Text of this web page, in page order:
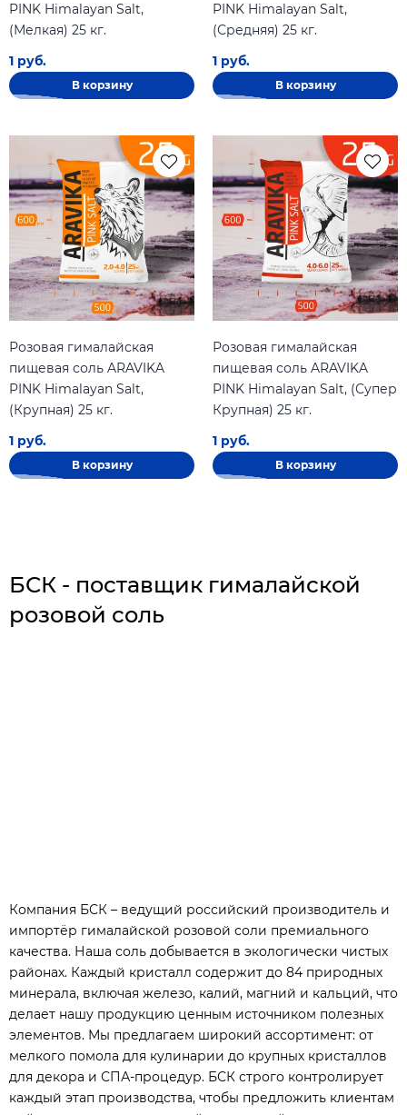
PINK Himalayan Salt,
(Мелкая) 25 кг.
1 руб.
В корзину
PINK Himalayan Salt,
(Средняя) 25 кг.
1 руб.
В корзину
Розовая гималайская
пищевая соль ARAVIKA
PINK Himalayan Salt,
(Крупная) 25 кг.
1 руб.
В корзину
Розовая гималайская
пищевая соль ARAVIKA
PINK Himalayan Salt, (Супер
Крупная) 25 кг.
1 руб.
В корзину
БСК - поставщик гималайской
розовой соль
Компания БСК – ведущий российский производитель и
импортёр гималайской розовой соли премиального
качества. Наша соль добывается в экологически чистых
районах. Каждый кристалл содержит до 84 природных
минерала, включая железо, калий, магний и кальций, что
делает нашу продукцию ценным источником полезных
элементов. Мы предлагаем широкий ассортимент: от
мелкого помола для кулинарии до крупных кристаллов
для декора и СПА-процедур. БСК строго контролирует
каждый этап производства, чтобы предложить клиентам